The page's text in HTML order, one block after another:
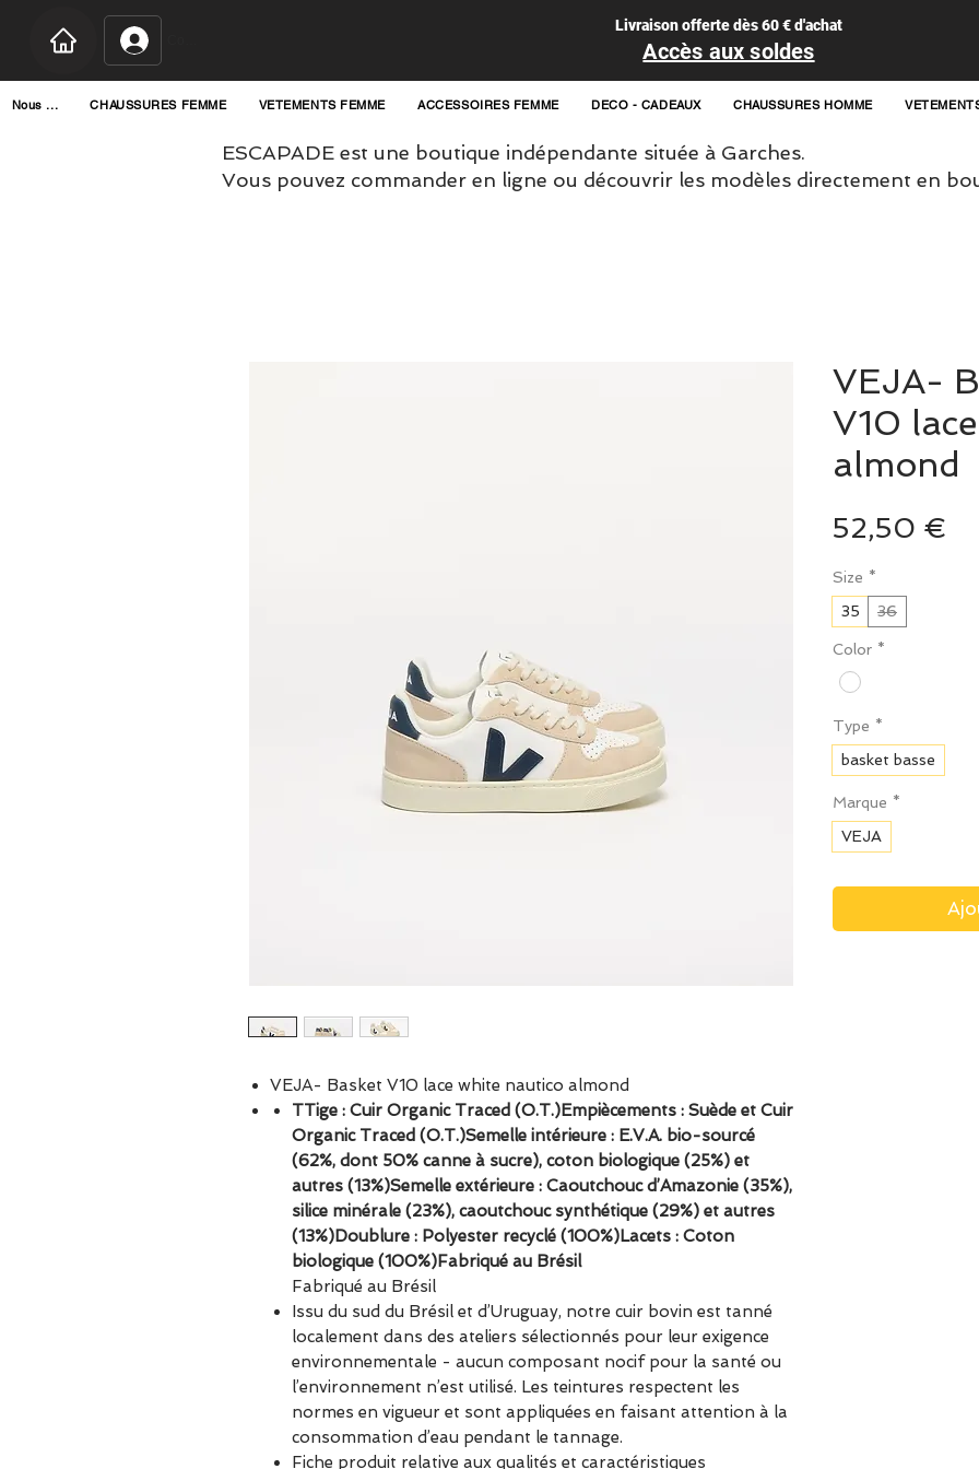
Livraison offerte dès 60 € d'achat
Accès aux soldes
Nous ... CHAUSSURES FEMME VETEMENTS FEMME ACCESSOIRES FEMME DECO - CADEAUX CHAUSSURES HOMME
ESCAPADE est une boutique indépendante située à Garches.
Vous pouvez commander en ligne ou découvrir les modèles directement en
VEJA- Basket V10 lace white nautico almond
TTige : Cuir Organic Traced (O.T.)Empiècements : Suède et Cuir
Organic Traced (O.T.)Semelle intérieure : E.V.A. bio-sourcé
(62%, dont 50% canne à sucre), coton biologique (25%) et
autres (13%)Semelle extérieure : Caoutchouc d’Amazonie (35%),
silice minérale (23%), caoutchouc synthétique (29%) et autres
(13%)Doublure : Polyester recyclé (100%)Lacets : Coton
biologique (100%)Fabriqué au Brésil
Fabriqué au Brésil
Issu du sud du Brésil et d’Uruguay, notre cuir bovin est tanné
localement dans des ateliers sélectionnés pour leur exigence
environnementale - aucun composant nocif pour la santé ou
l’environnement n’est utilisé. Les teintures respectent les
normes en vigueur et sont appliquées en faisant attention à la
consommation d’eau pendant le tannage.
Fiche produit relative aux qualités et caractéristiques
VEJA-
V10
almond
52,50 €
Size *
35
36
Color *
Type *
basket basse
Marque *
VEJA